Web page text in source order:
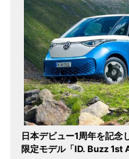
日本デビュー1周年を記
限定モデル「ID. Buzz